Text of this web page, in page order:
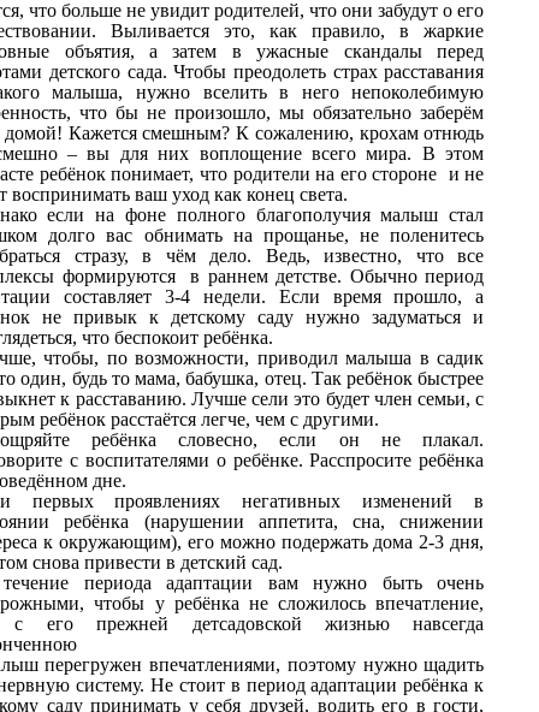
что больше не увидит родителей, что они забудут о его
Выливается это, как правило, в жаркие
объятия, а затем в ужасные скандалы перед
детского сада. Чтобы преодолеть страх расставания
малыша, нужно вселить в него непоколебимую
что бы не произошло, мы обязательно заберём
домой! Кажется смешным? К сожалению, крохам отнюдь
– вы для них воплощение всего мира. В этом
ребёнок понимает, что родители на его стороне и не
воспринимать ваш уход как конец света.
если на фоне полного благополучия малыш стал
долго вас обнимать на прощанье, не поленитесь
стразу, в чём дело. Ведь, известно, что все
формируются в раннем детстве. Обычно период
составляет 3-4 недели. Если время прошло, а
не привык к детскому саду нужно задуматься и
что беспокоит ребёнка.
чтобы, по возможности, приводил малыша в садик
один, будь то мама, бабушка, отец. Так ребёнок быстрее
к расставанию. Лучше сели это будет член семьи, с
ребёнок расстаётся легче, чем с другими.
ребёнка словесно, если он не плакал.
с воспитателями о ребёнке. Расспросите ребёнка
дне.
первых проявлениях негативных изменений в
ребёнка (нарушении аппетита, сна, снижении
к окружающим), его можно подержать дома 2-3 дня,
снова привести в детский сад.
периода адаптации вам нужно быть очень
чтобы у ребёнка не сложилось впечатление,
с его прежней детсадовской жизнью навсегда
перегружен впечатлениями, поэтому нужно щадить
систему. Не стоит в период адаптации ребёнка к
саду принимать у себя друзей, водить его в гости,